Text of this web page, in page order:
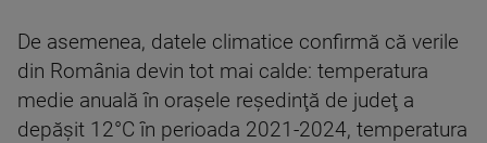
De asemenea, datele climatice confirmă că verile
din România devin tot mai calde: temperatura
medie anuală în oraşele reşedinţă de judeţ a
depăşit 12°C în perioada 2021-2024, temperatura